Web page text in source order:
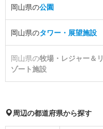
岡山県の公園
岡山県のタワー・展望施設
岡山県の牧場・レジャー＆リ
ゾート施設
周辺の都道府県から探す